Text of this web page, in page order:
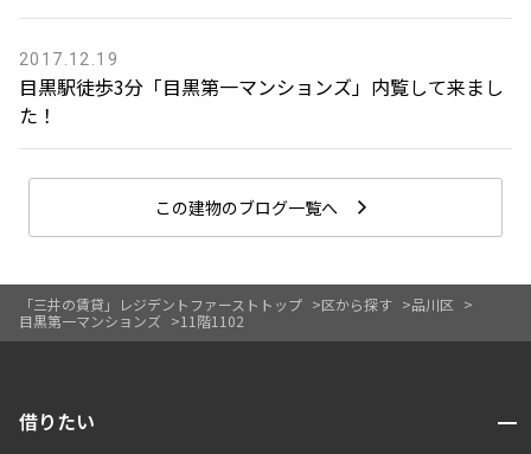
「三井の賃貸」レジデントファーストトップ 区から探す
品川区
目黒第一マンションズ
11階1102
2017.12.19
目黒駅徒歩3分「目黒第一マンションズ」内覧して来まし
た！
この建物のブログ一覧へ
借りたい 開閉